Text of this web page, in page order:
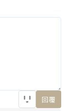
回覆